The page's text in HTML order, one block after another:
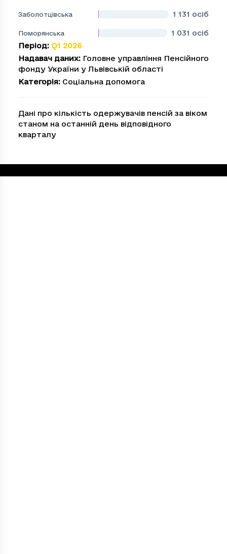
Заболотцівська 1 131 осіб
Поморянська 1 031 осіб
Період: Q1 2026
Надавач даних: Головне управління Пенсійного
фонду України у Львівській області
Категорія: Соціальна допомога
Дані про кількість одержувачів пенсій за віком
станом на останній день відповідного
кварталу